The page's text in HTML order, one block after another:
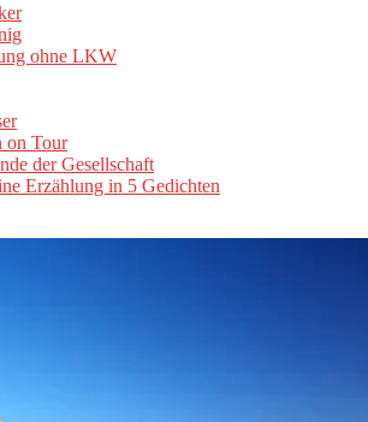
ohne LKW
on Tour
der Gesellschaft
Erzählung in 5 Gedichten